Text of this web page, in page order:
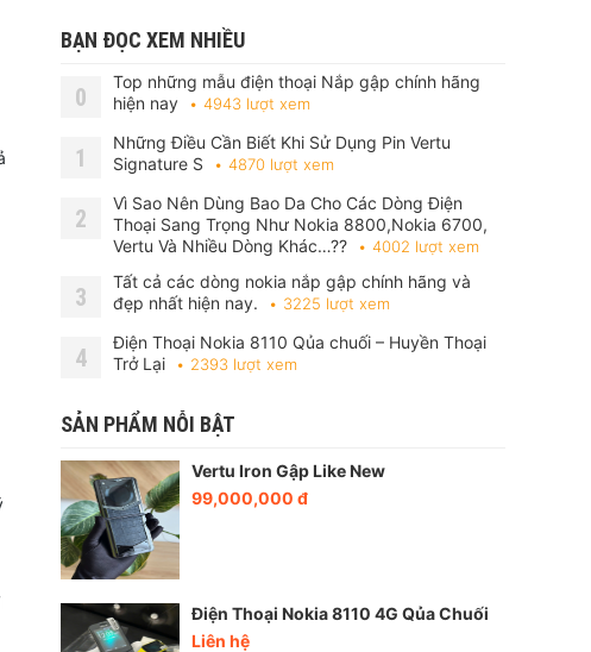
BẠN ĐỌC XEM NHIỀU
0
Top những mẫu điện thoại Nắp gập chính hãng
hiện nay
4943 lượt xem
1
Những Điều Cần Biết Khi Sử Dụng Pin Vertu
Signature S
4870 lượt xem
2
Vì Sao Nên Dùng Bao Da Cho Các Dòng Điện
Thoại Sang Trọng Như Nokia 8800,Nokia 6700,
Vertu Và Nhiều Dòng Khác…??
4002 lượt xem
3
Tất cả các dòng nokia nắp gập chính hãng và
đẹp nhất hiện nay.
3225 lượt xem
4
Điện Thoại Nokia 8110 Qủa chuối – Huyền Thoại
Trở Lại
2393 lượt xem
SẢN PHẨM NỖI BẬT
Vertu Iron Gập Like New
99,000,000 đ
Điện Thoại Nokia 8110 4G Qủa Chuối
Liên hệ